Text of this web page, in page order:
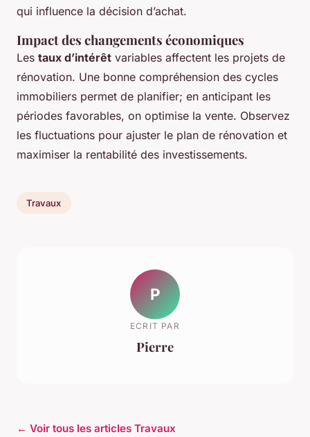
qui influence la décision d’achat.
Impact des changements économiques
Les taux d’intérêt variables affectent les projets de
rénovation. Une bonne compréhension des cycles
immobiliers permet de planifier; en anticipant les
périodes favorables, on optimise la vente. Observez
les fluctuations pour ajuster le plan de rénovation et
maximiser la rentabilité des investissements.
Travaux
P
ECRIT PAR
Pierre
← Voir tous les articles Travaux